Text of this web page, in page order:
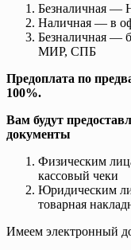
Безналичная —
Наличная — в
Безналичная —
МИР, СПБ
Предоплата по
100%.
Вам будут
документы
Физическим
кассовый чеки
Юридическим
товарная
Имеем электронный